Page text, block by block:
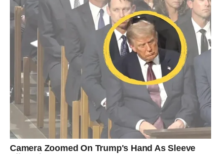
Umiješajte malo mlijeka i dodajte šećer, pa umutite smjesu.
Zatim lagano zagrijte preostalo mlijeko na srednjoj vatri i
umiješajte smjesu za puding. Neprekidno miješajte dok se
smjesa ne zgusne, a zatim ostavite da se puding potpuno
ohladi.
Da biste napravili nadjev od višanja, pomiješajte vodu i šećer u
loncu i zagrijte na srednjoj vatri. Umutiti puding i sok od
višanja. Kada sirup u loncu zavrije, umiješajte višnje i
razmućeni puding. Pustite smjesu da se kuha nekoliko minuta
dok se ne zgusne, a zatim sve pomiješajte pomoću uronjenog
blendera.